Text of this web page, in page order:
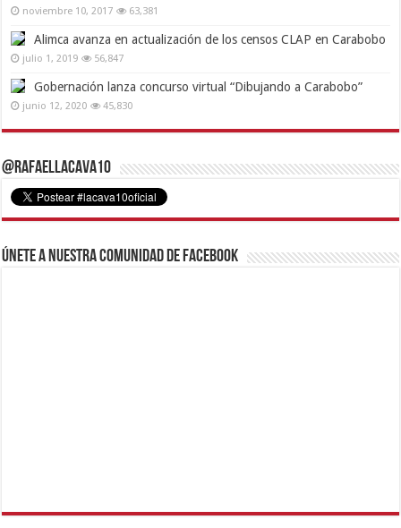
noviembre 10, 2017 63,381
Alimca avanza en actualización de los censos CLAP en Carabobo
julio 1, 2019 56,847
Gobernación lanza concurso virtual “Dibujando a Carabobo”
junio 12, 2020 45,830
@RafaelLacava10
Únete a nuestra comunidad de Facebook